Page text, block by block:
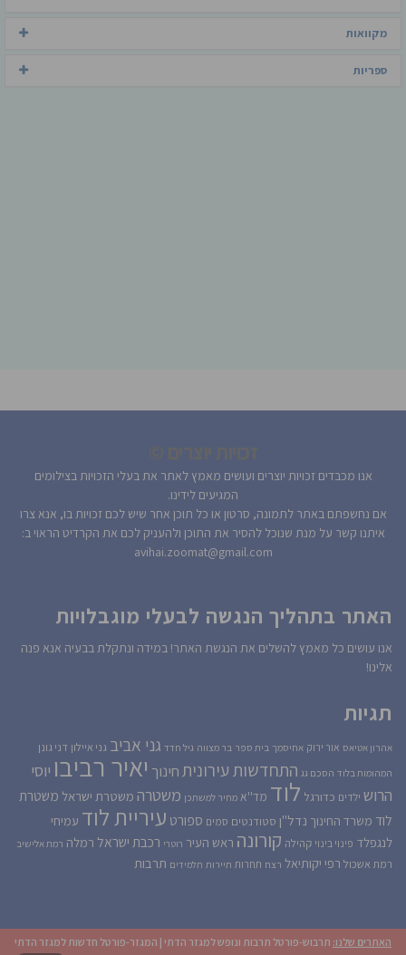
מקוואות
ספריות
אנו מכבדים זכויות יוצרים ועושים מאמץ לאתר את בעלי הזכויות בצילומים
המגיעים לידינו.
אם נחשפתם באתר לתמונה, סרטון או כל תוכן אחר שיש לכם זכויות בו, אנא צרו
איתנו קשר על מנת שנוכל להסיר את התוכן ולהעניק לכם את הקרדיט הראוי ב:
avihai.zoomat@gmail.com
האתר בתהליך הנגשה לבעלי מוגבלויות
אנו עושים כל מאמץ להשלים את הנגשת האתר! במידה ונתקלת בבעיה אנא פנה
אלינו!
תגיות
אהרון אטיאס אור ירוק אחיסמך בית ספר בר מצווה גיל חדד גני אביב גני איילון דני גונן
המהומות בלוד הסכם גג התחדשות עירוניתחינוך יאיר רביבו יוסי
הרוש ילדים כדורגל לוד מד''א מחיר למשתכן משטרה משטרת ישראל משטרת
לוד משרד החינוך נדל''ן סטודנטים סמים ספורט עיריית לוד עמיחי
לנגפלד פינוי בינוי קהילה קורונה ראש העיר רוטרי רכבת ישראל רמלה רמת אלישיב
רמת אשכול רפי יקותיאל רצח תחרות תיירות תלמידים תרבות
האתרים שלנו: תרבוש-פורטל תרבות ונופש למגזר הדתי | המגזר-פורטל חדשות למגזר הדתי